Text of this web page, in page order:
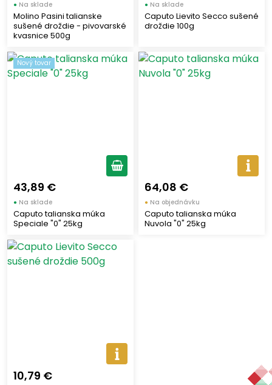
Štítky
Najpredávanejšie
Druh múky
Mäkká pšenica(2)
Gramáž múky
Prísady na pečenie
● Na sklade
Molino Pasini talianske
sušené droždie - pivovarské
kvasnice 500g
● Na sklade
Caputo Lievito Secco sušené
droždie 100g
Nový tovar
43,89 €
● Na sklade
Caputo talianska múka
Speciale "0" 25kg
64,08 €
● Na objednávku
Caputo talianska múka
Nuvola "0" 25kg
10,79 €